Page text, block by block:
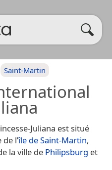
Saint-Martin
Juliana est situé
l’île de Saint-Martin,
la ville de Philipsburg et